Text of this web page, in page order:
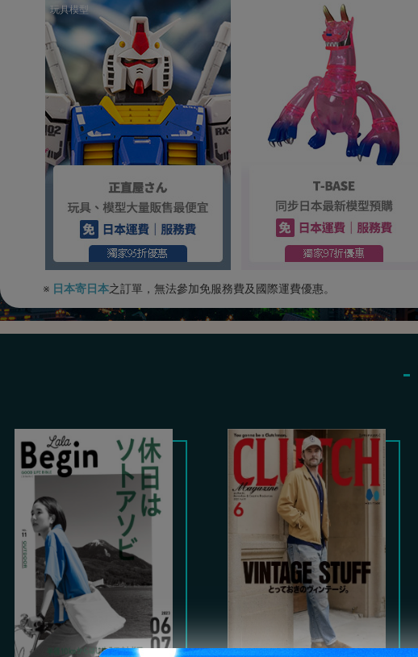
玩具模型
※ 日本寄日本之訂單，無法參加免服務費及國際運費優惠。